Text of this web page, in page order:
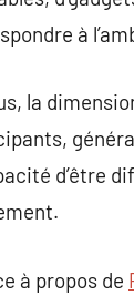
à
la
d’être
à propos de